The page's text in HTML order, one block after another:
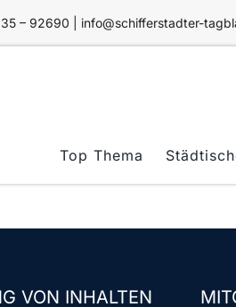
– 92690 | info@schifferstadter-
Top Thema
VON INHALTEN